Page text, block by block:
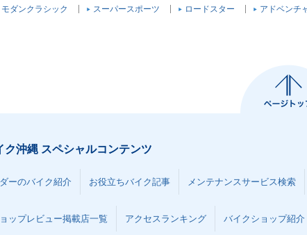
モダンクラシック スーパースポーツ ロードスター アドベンチ
ク沖縄 スペシャルコンテンツ
ーのバイク紹介 お役立ちバイク記事 メンテナンスサービス検索
ップレビュー掲載店一覧 アクセスランキング バイクショップ紹介